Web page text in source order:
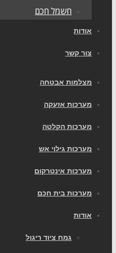
חשמל חכם
אודות
צור קשר
מצלמות אבטחה
מערכות אזעקה
מערכות הקלטה
מערכות גילוי אש
מערכות אינטרקום
מערכות בית חכם
אודות
גמח ציוד ריגול